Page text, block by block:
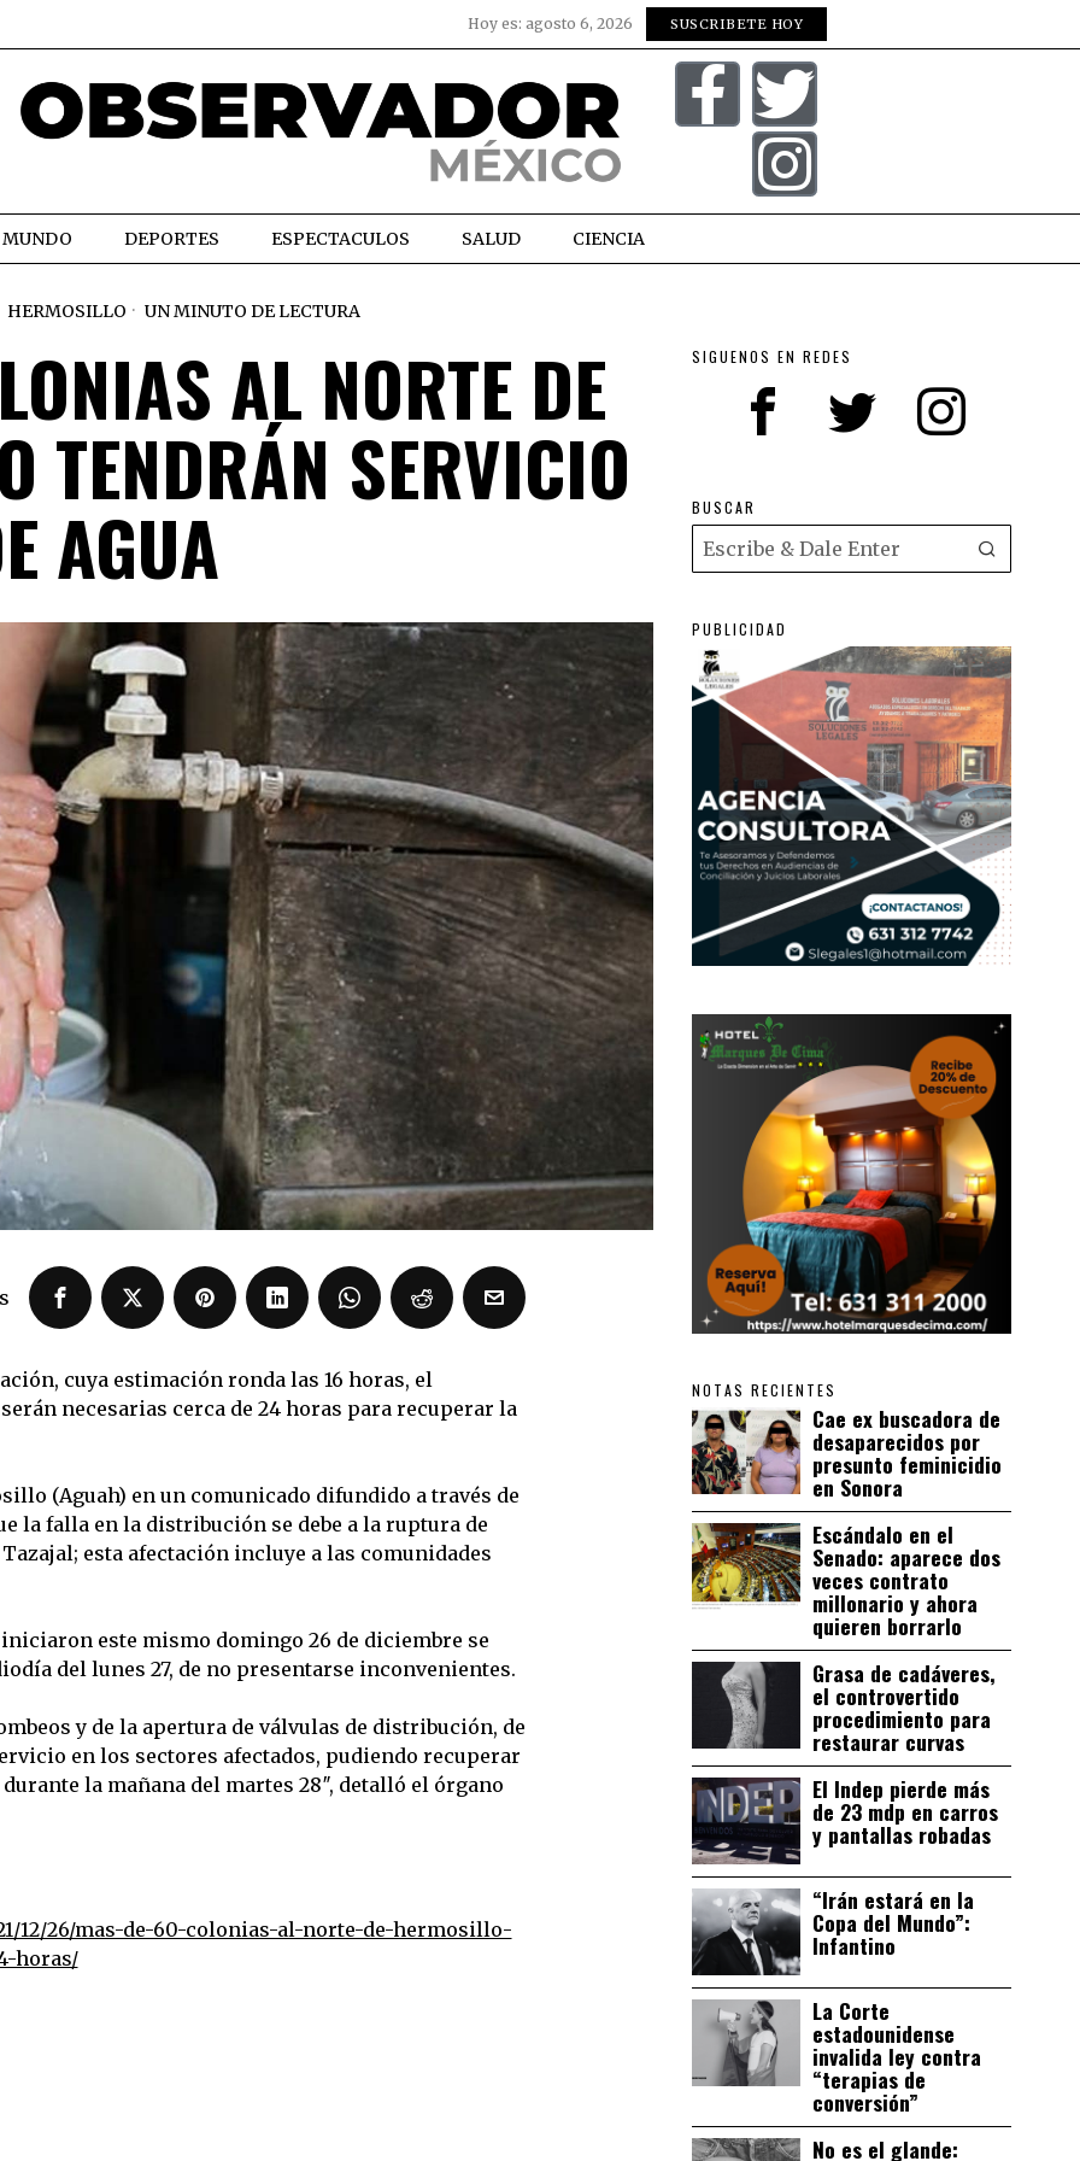
Hoy es: agosto 6, 2026 SUSCRIBETE HOY
MUNDO DEPORTES ESPECTACULOS SALUD CIENCIA
HERMOSILLO UN MINUTO DE LECTURA
AL NORTE DE
TENDRÁN SERVICIO
AGUA
cuya estimación ronda las 16 horas, el
necesarias cerca de 24 horas para recuperar la
(Aguah) en un comunicado difundido a través de
la falla en la distribución se debe a la ruptura de
esta afectación incluye a las comunidades
este mismo domingo 26 de diciembre se
del lunes 27, de no presentarse inconvenientes.
y de la apertura de válvulas de distribución, de
en los sectores afectados, pudiendo recuperar
la mañana del martes 28″, detalló el órgano
12/26/mas-de-60-colonias-al-norte-de-hermosillo-
horas/
SIGUENOS EN REDES
BUSCAR
PUBLICIDAD
NOTAS RECIENTES
Cae ex buscadora de
desaparecidos por
presunto feminicidio
en Sonora
Escándalo en el
Senado: aparece dos
veces contrato
millonario y ahora
quieren borrarlo
Grasa de cadáveres,
el controvertido
procedimiento para
restaurar curvas
El Indep pierde más
de 23 mdp en carros
y pantallas robadas
“Irán estará en la
Copa del Mundo”:
Infantino
La Corte
estadounidense
invalida ley contra
“terapias de
conversión”
No es el glande: